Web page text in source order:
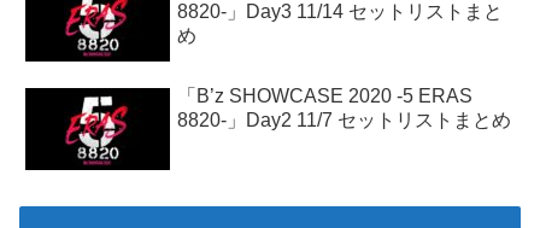
8820-」Day3 11/14 セットリストまと
め
「B’z SHOWCASE 2020 -5 ERAS
8820-」Day2 11/7 セットリストまとめ